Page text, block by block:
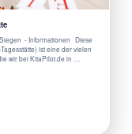
Siegen - Informationen Diese
ist eine der vielen
wir bei KitaPilot.de in …